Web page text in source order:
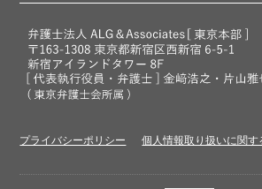
プライバシーポリシー 個人情報取り扱いに関す